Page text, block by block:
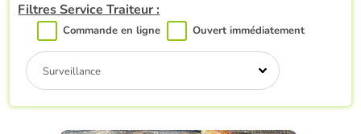
Filtres Service Traiteur :
Commande en ligne Ouvert immédiatement
Surveillance